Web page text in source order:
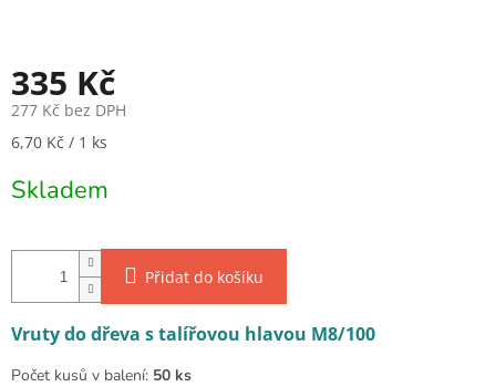
335 Kč
277 Kč bez DPH
Měrná cena:
6,70 Kč / 1 ks
Skladem
Přidat do košíku
Vruty do dřeva s talířovou hlavou M8/100
Počet kusů v balení: 50 ks